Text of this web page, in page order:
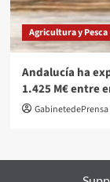
Agricultura y Pesca
Andalucía ha
1.425 M€ entre
GabinetedePrensa